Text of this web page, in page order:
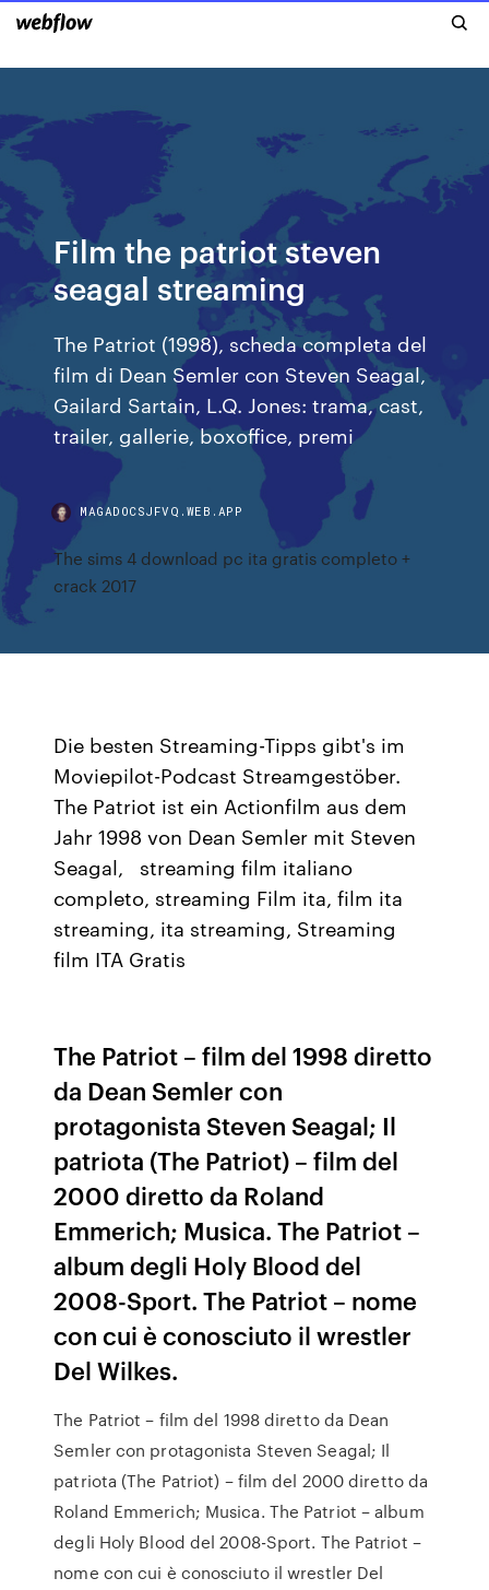
Film the patriot steven
seagal streaming
The Patriot (1998), scheda completa del
film di Dean Semler con Steven Seagal,
Gailard Sartain, L.Q. Jones: trama, cast,
trailer, gallerie, boxoffice, premi
MAGADOCSJFVQ.WEB.APP
The sims 4 download pc ita gratis completo +
crack 2017
Die besten Streaming-Tipps gibt's im
Moviepilot-Podcast Streamgestöber.
The Patriot ist ein Actionfilm aus dem
Jahr 1998 von Dean Semler mit Steven
Seagal, streaming film italiano
completo, streaming Film ita, film ita
streaming, ita streaming, Streaming
film ITA Gratis
The Patriot – film del 1998 diretto
da Dean Semler con
protagonista Steven Seagal; Il
patriota (The Patriot) – film del
2000 diretto da Roland
Emmerich; Musica. The Patriot –
album degli Holy Blood del
2008-Sport. The Patriot – nome
con cui è conosciuto il wrestler
Del Wilkes.
The Patriot – film del 1998 diretto da Dean
Semler con protagonista Steven Seagal; Il
patriota (The Patriot) – film del 2000 diretto da
Roland Emmerich; Musica. The Patriot – album
degli Holy Blood del 2008-Sport. The Patriot –
nome con cui è conosciuto il wrestler Del